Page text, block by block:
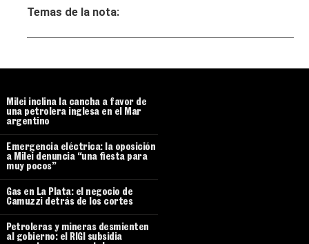
Temas de la nota:
Milei inclina la cancha a favor de
una petrolera inglesa en el Mar
argentino
Emergencia eléctrica: la oposición
a Milei denuncia “una fiesta para
muy pocos”
Gas en La Plata: el negocio de
Camuzzi detrás de los cortes
Petroleras y mineras desmienten
al gobierno: el RIGI subsidia